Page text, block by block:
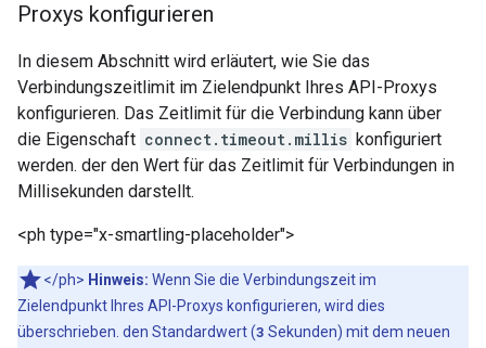
Proxys konfigurieren
In diesem Abschnitt wird erläutert, wie Sie das
Verbindungszeitlimit im Zielendpunkt Ihres API-Proxys
konfigurieren. Das Zeitlimit für die Verbindung kann über
die Eigenschaft connect.timeout.millis konfiguriert
werden. der den Wert für das Zeitlimit für Verbindungen in
Millisekunden darstellt.
<ph type="x-smartling-placeholder">
</ph> Hinweis: Wenn Sie die Verbindungszeit im
Zielendpunkt Ihres API-Proxys konfigurieren, wird dies
überschrieben. den Standardwert (3 Sekunden) mit dem neuen